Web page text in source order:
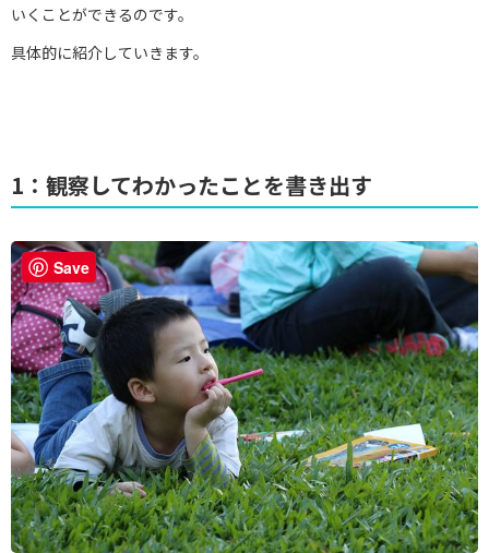
いくことができるのです。
具体的に紹介していきます。
1：観察してわかったことを書き出す
Save